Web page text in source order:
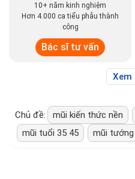
10+ năm kinh nghiệm
Hơn 4.000 ca tiểu phẫu thành
công
Bác sĩ tư vấn
Xem
Chủ đề: mũi kiến thức nền
mũi tuổi 35 45
mũi